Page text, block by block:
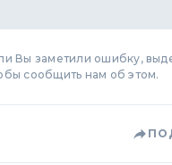
Вы заметили ошибку,
сообщить нам об этом.